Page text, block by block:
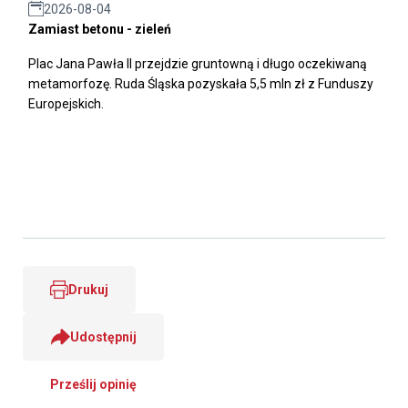
2026-08-04
Zamiast betonu - zieleń
Plac Jana Pawła II przejdzie gruntowną i długo oczekiwaną
metamorfozę. Ruda Śląska pozyskała 5,5 mln zł z Funduszy
Europejskich.
Drukuj
Udostępnij
Prześlij opinię